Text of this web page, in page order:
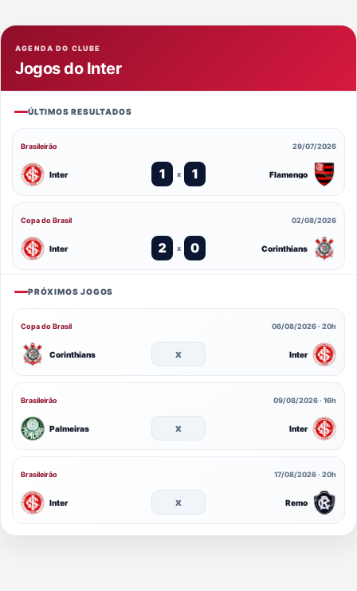
AGENDA DO CLUBE
Jogos do Inter
ÚLTIMOS RESULTADOS
Brasileirão 29/07/2026
Inter 1 x 1 Flamengo
Copa do Brasil 02/08/2026
Inter 2 x 0 Corinthians
PRÓXIMOS JOGOS
Copa do Brasil 06/08/2026 · 20h
Corinthians x Inter
Brasileirão 09/08/2026 · 16h
Palmeiras x Inter
Brasileirão 17/08/2026 · 20h
Inter x Remo